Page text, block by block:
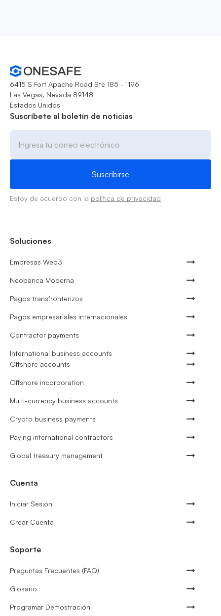
6415 S Fort Apache Road Ste 185 - 1196
Las Vegas, Nevada 89148
Estados Unidos
Suscríbete al boletín de noticias
Estoy de acuerdo con la política de privacidad
Soluciones
Empresas Web3
Neobanca Moderna
Pagos transfronterizos
Pagos empresariales internacionales
Contractor payments
International business accounts
Offshore accounts
Offshore incorporation
Multi-currency business accounts
Crypto business payments
Paying international contractors
Global treasury management
Cuenta
Iniciar Sesión
Crear Cuenta
Soporte
Preguntas Frecuentes (FAQ)
Glosario
Programar Demostración